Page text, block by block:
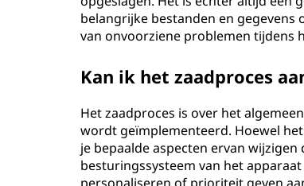
belangrijke bestanden en gegevens
van onvoorziene problemen tijdens
Kan ik het zaadproces
Het zaadproces is over het
wordt geïmplementeerd. Hoewel
je bepaalde aspecten ervan
besturingssysteem van het